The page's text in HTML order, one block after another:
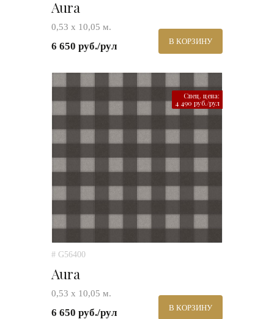
Aura
0,53 х 10,05 м.
6 650 руб./рул В КОРЗИНУ
Спец. цена:
4 490 руб./рул
# G56400
Aura
0,53 х 10,05 м.
6 650 руб./рул В КОРЗИНУ